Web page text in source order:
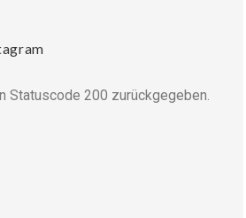
Statuscode 200 zurückgegeben.